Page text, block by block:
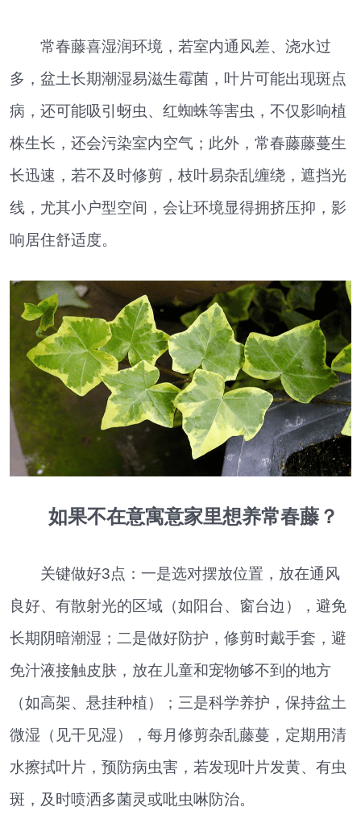
常春藤喜湿润环境，若室内通风差、浇水过
多，盆土长期潮湿易滋生霉菌，叶片可能出现斑点
病，还可能吸引蚜虫、红蜘蛛等害虫，不仅影响植
株生长，还会污染室内空气；此外，常春藤藤蔓生
长迅速，若不及时修剪，枝叶易杂乱缠绕，遮挡光
线，尤其小户型空间，会让环境显得拥挤压抑，影
响居住舒适度。
如果不在意寓意家里想养常春藤？
关键做好3点：一是选对摆放位置，放在通风
良好、有散射光的区域（如阳台、窗台边），避免
长期阴暗潮湿；二是做好防护，修剪时戴手套，避
免汁液接触皮肤，放在儿童和宠物够不到的地方
（如高架、悬挂种植）；三是科学养护，保持盆土
微湿（见干见湿），每月修剪杂乱藤蔓，定期用清
水擦拭叶片，预防病虫害，若发现叶片发黄、有虫
斑，及时喷洒多菌灵或吡虫啉防治。